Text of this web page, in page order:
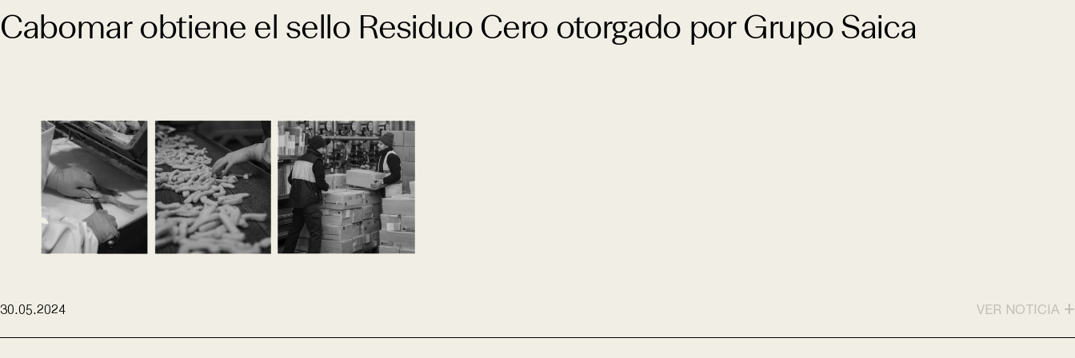
Cabomar obtiene el sello Residuo Cero otorgado por Grupo Saica
30.05.2024 VER NOTICIA +